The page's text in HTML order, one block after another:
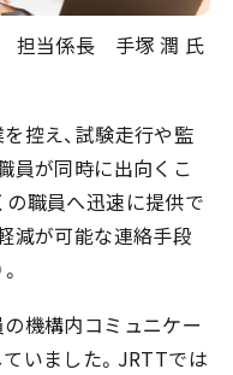
担当係長 手塚 潤 氏
控え、試験走行や監
員が同時に出向くこ
の職員へ迅速に提供で
減が可能な連絡手段
機構内コミュニケー
いました。JRTTでは